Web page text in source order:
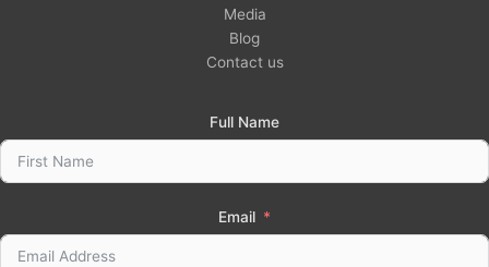
Media
Blog
Contact us
Full Name
Email